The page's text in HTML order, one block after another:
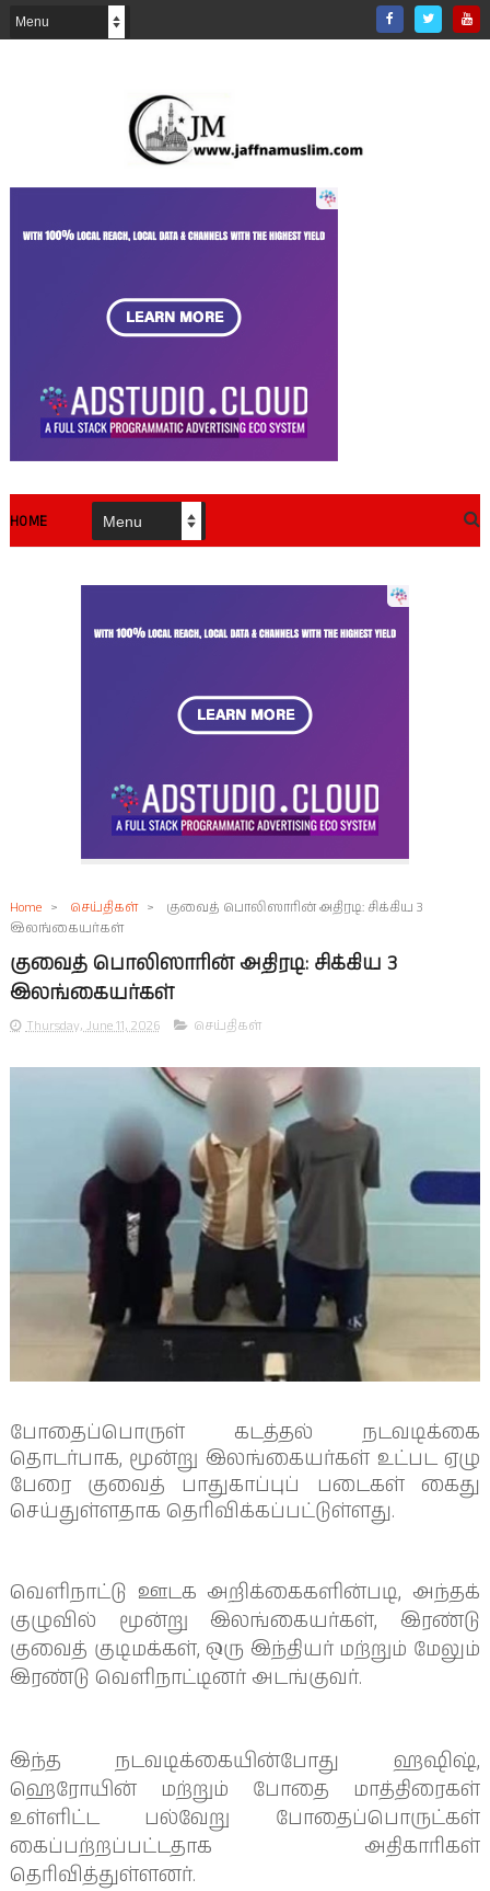
HOME
Home > செய்திகள் >
குவைத் பொலிஸாரின் அதிரடி: சிக்கிய 3
இலங்கையர்கள்
குவைத் பொலிஸாரின் அதிரடி: சிக்கிய 3
இலங்கையர்கள்
Thursday, June 11, 2026 செய்திகள்
போதைப்பொருள் கடத்தல் நடவடிக்கை
தொடர்பாக, மூன்று இலங்கையர்கள் உட்பட ஏழு
பேரை குவைத் பாதுகாப்புப் படைகள் கைது
செய்துள்ளதாக தெரிவிக்கப்பட்டுள்ளது.
வெளிநாட்டு ஊடக அறிக்கைகளின்படி, அந்தக்
குழுவில் மூன்று இலங்கையர்கள், இரண்டு
குவைத் குடிமக்கள், ஒரு இந்தியர் மற்றும் மேலும்
இரண்டு வெளிநாட்டினர் அடங்குவர்.
இந்த நடவடிக்கையின்போது ஹஷிஷ்,
ஹெரோயின் மற்றும் போதை மாத்திரைகள்
உள்ளிட்ட பல்வேறு போதைப்பொருட்கள்
கைப்பற்றப்பட்டதாக அதிகாரிகள்
தெரிவித்துள்ளனர்.